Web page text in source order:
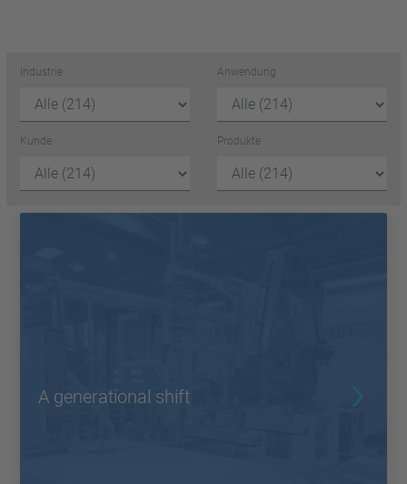
Industrie Anwendung
Kunde Produkte
A generational shift